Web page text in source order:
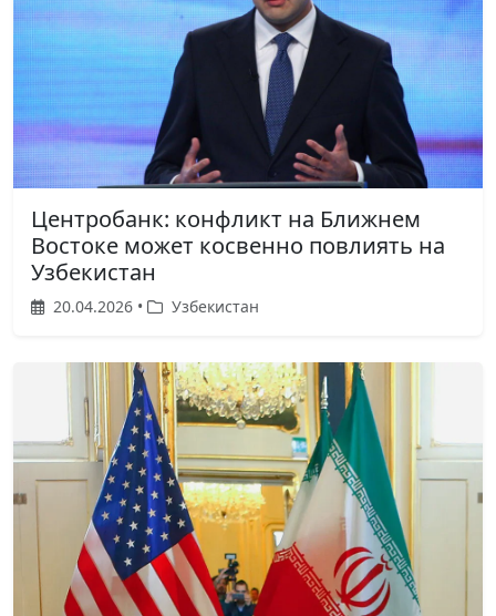
Центробанк: конфликт на Ближнем
Востоке может косвенно повлиять на
Узбекистан
20.04.2026 • Узбекистан